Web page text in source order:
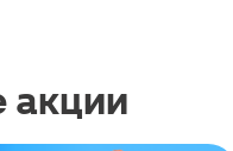
акции